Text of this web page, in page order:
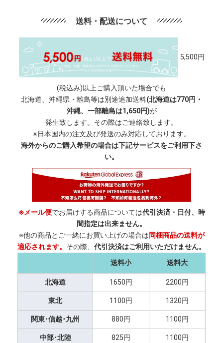
送料・配送について
5,500円
(税込み)以上ご購入頂いた場合でも
北海道、沖縄県・離島等は別途追加送料(北海道は770円・
沖縄、一部離島は1,650円)が
発生致します。その際はご連絡致します。
※日本国内の注文及び発送のみ対応しております。
海外からのご購入希望の場合は下記サービスをご利用下さ
い。
※メール便でお届けする商品については代引決済・日付、時
間指定は出来ません。
※他の商品とご一緒にお買い上げの場合は同梱商品の送料が
適応されます。 その際、 代引決済はご利用いただけません。
送料小
送料大
北海道 1650円 2200円
東北 1100円 1320円
関東･信越･九州 880円 1100円
中部･北陸 825円 1100円